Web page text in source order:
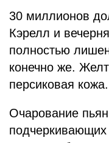
30 миллионов
Кэрелл и
полностью
конечно же.
персиковая
Очарование